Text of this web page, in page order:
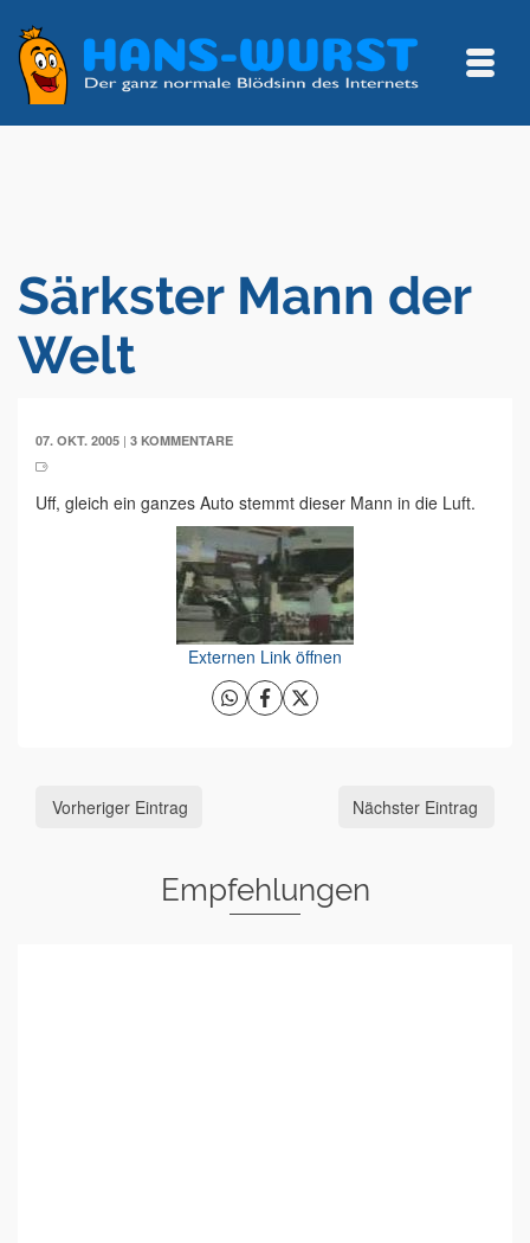
Särkster Mann der
Welt
07. OKT. 2005 | 3 KOMMENTARE
Uff, gleich ein ganzes Auto stemmt dieser Mann in die Luft.
Externen Link öffnen
Vorheriger Eintrag Nächster Eintrag
Empfehlungen